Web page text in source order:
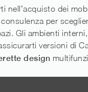
nell’acquisto dei
per
Gli ambienti
versioni di
design